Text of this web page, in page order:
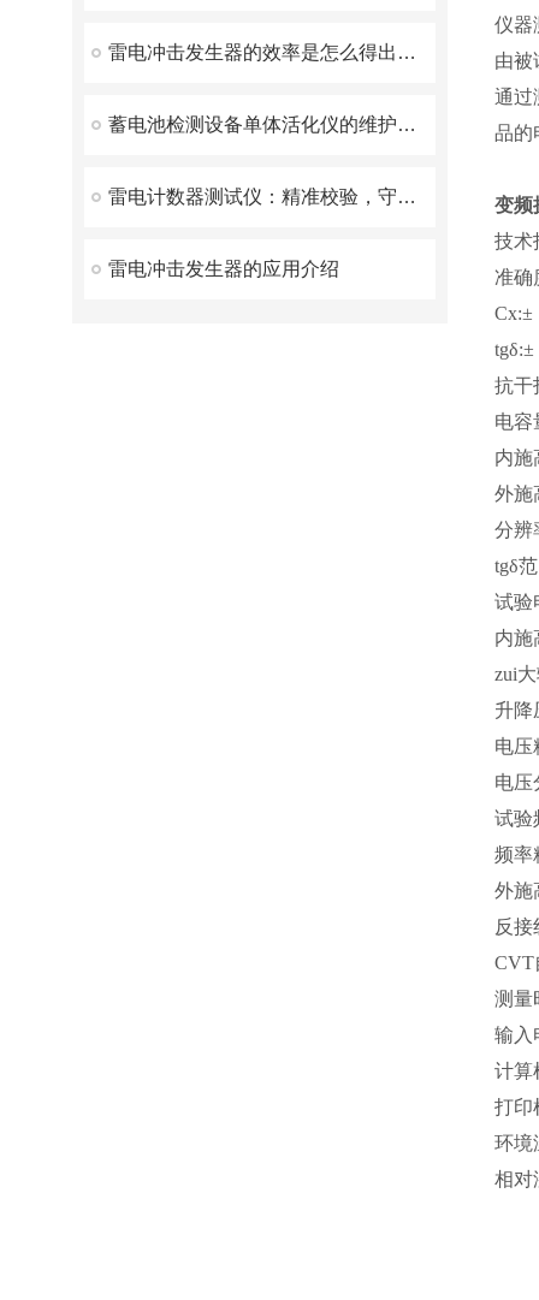
雷电冲击发生器的效率是怎么得出的？
蓄电池检测设备单体活化仪的维护如何进行
雷电计数器测试仪：精准校验，守护电力与气象安全
雷电冲击发生器的应用介绍
仪器
由被
通过
品的
变频
技术
准确
Cx:±
tgδ:±
抗干
电容
内施
外施
分辨
tgδ
试验
内施
zui
升降
电压
电压
试验
频率
外施
反接
CVT
测量
输入
计算
打印
环境
相对